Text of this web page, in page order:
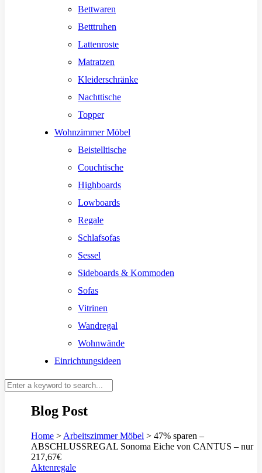
Bettwaren
Betttruhen
Lattenroste
Matratzen
Kleiderschränke
Nachttische
Topper
Wohnzimmer Möbel
Beistelltische
Couchtische
Highboards
Lowboards
Regale
Schlafsofas
Sessel
Sideboards & Kommoden
Sofas
Vitrinen
Wandregal
Wohnwände
Einrichtungsideen
Blog Post
Home > Arbeitszimmer Möbel > 47% sparen –
ABSCHLUSSREGAL Sonoma Eiche von CANTUS – nur
217,67€
Aktenregale